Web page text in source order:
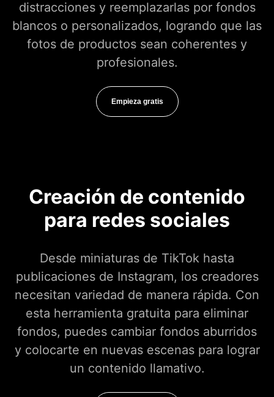
distracciones y reemplazarlas por fondos
blancos o personalizados, logrando que las
fotos de productos sean coherentes y
profesionales.
Empieza gratis
Creación de contenido
para redes sociales
Desde miniaturas de TikTok hasta
publicaciones de Instagram, los creadores
necesitan variedad de manera rápida. Con
esta herramienta gratuita para eliminar
fondos, puedes cambiar fondos aburridos
y colocarte en nuevas escenas para lograr
un contenido llamativo.